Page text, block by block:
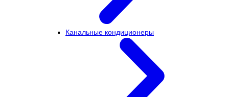
Канальные кондиционеры